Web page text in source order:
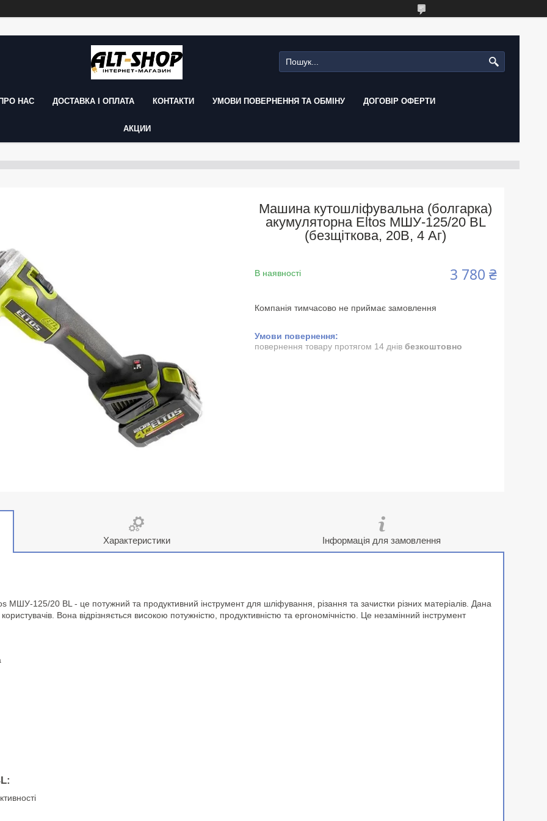
НАС ДОСТАВКА І ОПЛАТА КОНТАКТИ УМОВИ ПОВЕРНЕННЯ ТА ОБМІНУ ДОГОВІР ОФЕРТИ
АКЦИИ
Машина кутошліфувальна (болгарка)
акумуляторна Eltos МШУ-125/20 BL
(безщіткова, 20В, 4 Аг)
В наявності 3 780 ₴
Компанія тимчасово не приймає замовлення
повернення товару протягом 14 днів безкоштовно
Характеристики Інформація для замовлення
125/20 BL - це потужний та продуктивний інструмент для шліфування, різання та зачистки різних матеріалів. Дана
Вона відрізняється високою потужністю, продуктивністю та ергономічністю. Це незамінний інструмент